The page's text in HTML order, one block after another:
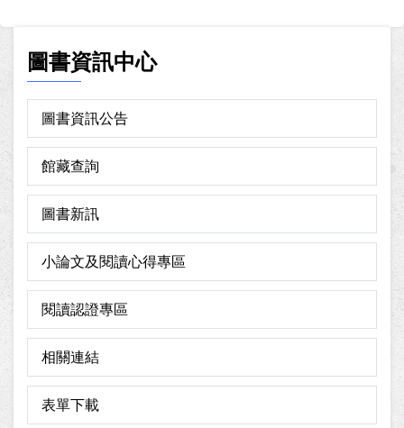
圖書資訊中心
圖書資訊公告
館藏查詢
圖書新訊
小論文及閱讀心得專區
閱讀認證專區
相關連結
表單下載